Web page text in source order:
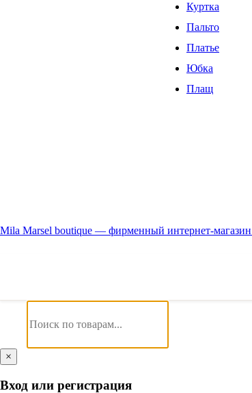
Куртка
Пальто
Платье
Юбка
Плащ
Mila Marsel boutique — фирменный интернет-
×
Вход или регистрация